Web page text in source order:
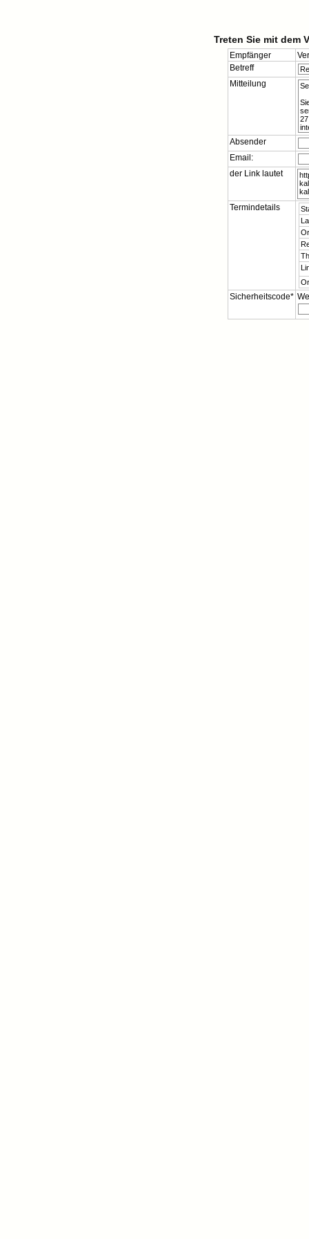
Treten Sie mit dem
Empfänger
Betreff
Mitteilung
Absender
Email:
der Link lautet
Termindetails
Sicherheitscode*